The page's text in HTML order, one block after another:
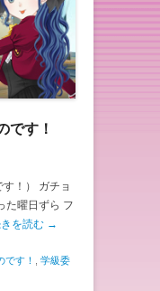
です！
！） ガチョ
た曜日ずら フ
を読む →
す！
学級委